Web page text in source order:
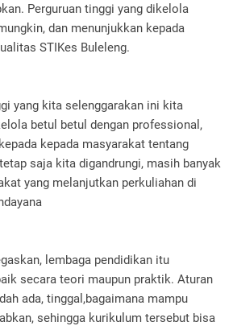
Perguruan tinggi yang dikelola
dan menunjukkan kepada
STIKes Buleleng.
yang kita selenggarakan ini kita
betul betul dengan professional,
kepada masyarakat tentang
saja kita digandrungi, masih banyak
yang melanjutkan perkuliahan di
lembaga pendidikan itu
secara teori maupun praktik. Aturan
ada, tinggal,bagaimana mampu
sehingga kurikulum tersebut bisa